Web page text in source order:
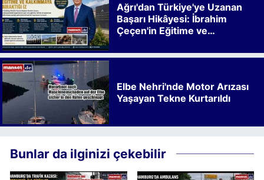
Ağrı'dan Türkiye'ye Uzanan
Başarı Hikâyesi: İbrahim
Çeçen'in Eğitime ve
Elbe Nehri'nde Motor Arızası
Yaşayan Tekne Kurtarıldı
Bunlar da ilginizi çekebilir